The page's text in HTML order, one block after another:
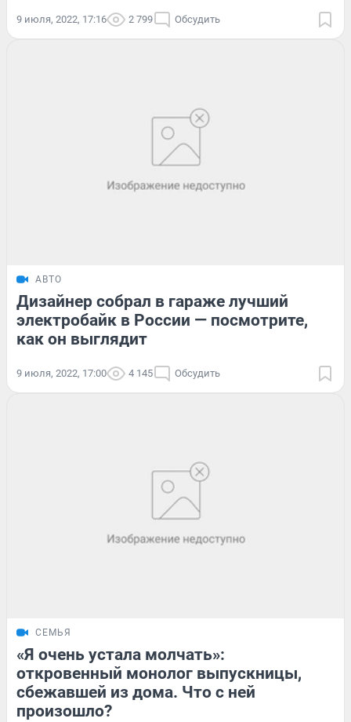
9 июля, 2022, 17:16 2 799 Обсудить
АВТО
Дизайнер собрал в гараже лучший
электробайк в России — посмотрите,
как он выглядит
9 июля, 2022, 17:00 4 145 Обсудить
СЕМЬЯ
«Я очень устала молчать»:
откровенный монолог выпускницы,
сбежавшей из дома. Что с ней
произошло?